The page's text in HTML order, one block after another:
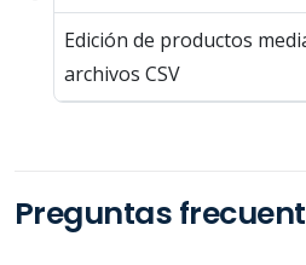
Edición de productos
archivos CSV
Preguntas